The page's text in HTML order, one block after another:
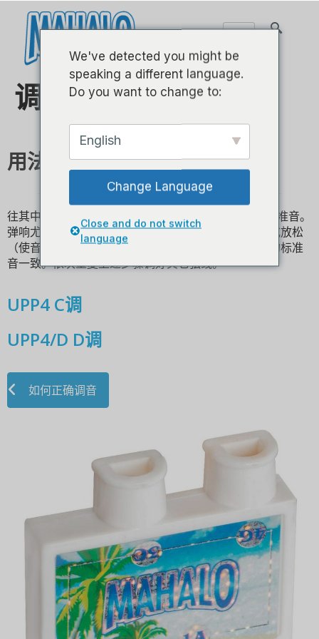
调音笛
用法说明
往其中一根管（从G开始）轻轻吹气 - 就会发出一个标准音。
弹响尤克里里上相对应的弦线，并拧紧（使音变高）或放松
（使音高变低）该弦的弦轴，直到音高和调音笛发出的标准
音一致。依次重复上述步骤调好其它弦线。
UPP4 C调
UPP4/D D调
如何正确调音
We've detected you might be
speaking a different language.
Do you want to change to:
English
Change Language
Close and do not switch
language